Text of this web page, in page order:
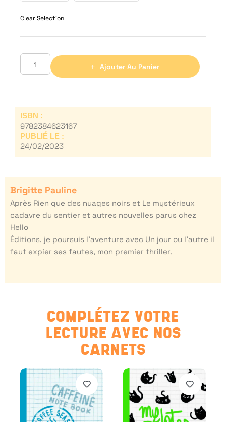
Clear Selection
Ajouter Au Panier
ISBN :
9782384623167
PUBLIÉ LE :
24/02/2023
Brigitte Pauline
Après Rien que des nuages noirs et Le mystérieux
cadavre du sentier et autres nouvelles parus chez
Hello
Éditions, je poursuis l’aventure avec Un jour ou l’autre il
faut expier ses fautes, mon premier thriller.
COMPLÉTEZ VOTRE
LECTURE AVEC NOS
CARNETS